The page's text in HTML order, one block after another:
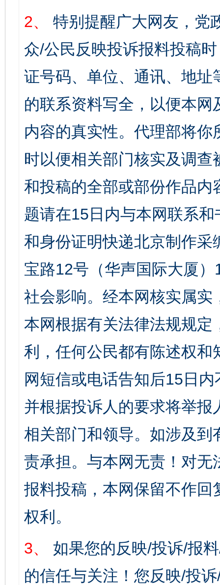
2、
特别提醒广大网友，党
众/公民反映投诉报料投稿
证号码、单位、通讯、地
的联系资料写全，以便本
内容的真实性。代理部将
时以便相关部门核实及调
和投稿的全部或部份作品
题请在15日内与本网联系
和身份证明快递北京制作
宝路12号（华声国际大厦
社会影响。经本网核实属
本网根据有关法律法规规
利，任何公民都有陈述权
网短信或电话告知后15日
并根据投诉人的要求将举
相关部门和领导。如涉及
责承担。与本网无责！对
报料投稿，本网保留不作
权利。
3、
如果您的反映/投诉/报
的信任与关注！您反映/投